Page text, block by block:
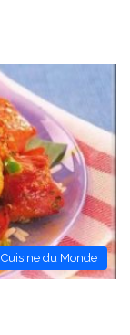
Cuisine du Monde